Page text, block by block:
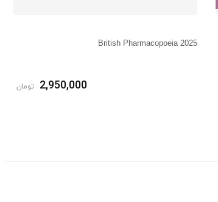
British Pharmacopoeia 2025
2,950,000 تومان